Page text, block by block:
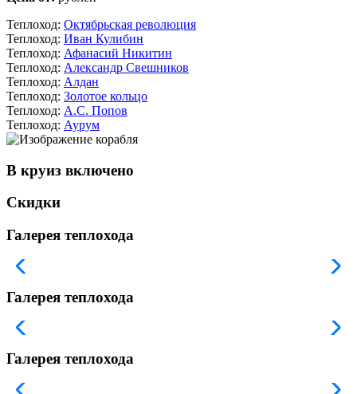
Теплоход: Октябрьская революция
Теплоход: Иван Кулибин
Теплоход: Афанасий Никитин
Теплоход: Александр Свешников
Теплоход: Алдан
Теплоход: Золотое кольцо
Теплоход: А.С. Попов
Теплоход: Аурум
В круиз включено
Скидки
Галерея теплохода
Галерея теплохода
Галерея теплохода